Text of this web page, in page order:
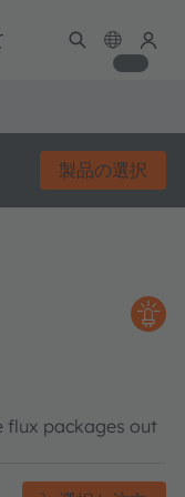
製品の選択
flux packages out